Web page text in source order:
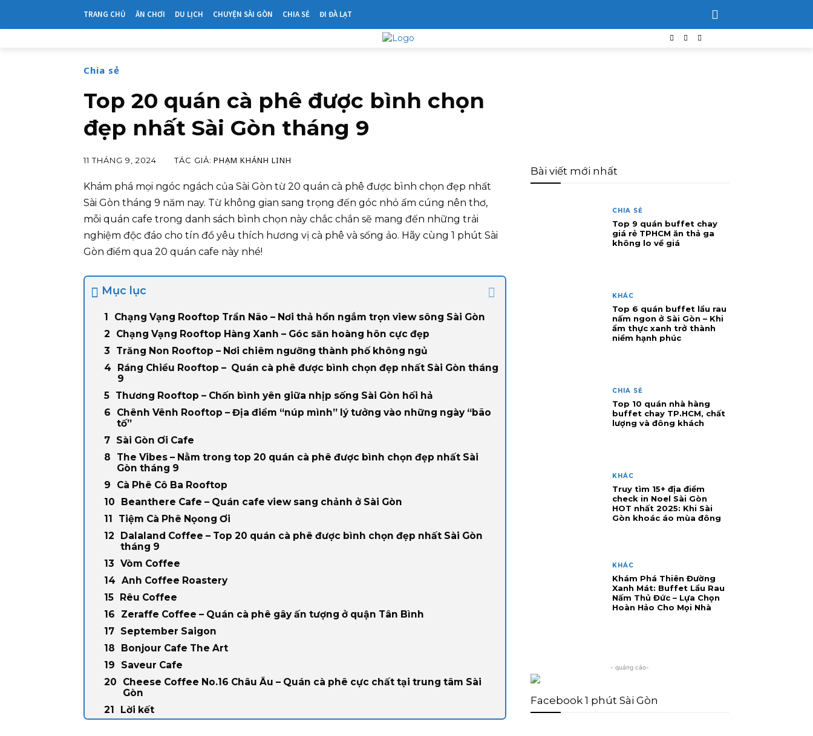
TRANG CHỦ ĂN CHƠI DU LỊCH CHUYỆN SÀI GÒN CHIA SẺ ĐI ĐÀ LẠT
Chia sẻ
Top 20 quán cà phê được bình chọn
đẹp nhất Sài Gòn tháng 9
11 THÁNG 9, 2024 TÁC GIẢ: PHẠM KHÁNH LINH
Khám phá mọi ngóc ngách của Sài Gòn từ 20 quán cà phê được bình chọn đẹp nhất
Sài Gòn tháng 9 năm nay. Từ không gian sang trọng đến góc nhỏ ấm cúng nên thơ,
mỗi quán cafe trong danh sách bình chọn này chắc chắn sẽ mang đến những trải
nghiệm độc đáo cho tín đồ yêu thích hương vị cà phê và sống ảo. Hãy cùng 1 phút Sài
Gòn điểm qua 20 quán cafe này nhé!
Mục lục
Chạng Vạng Rooftop Trần Não – Nơi thả hồn ngắm trọn view sông Sài Gòn
Chạng Vạng Rooftop Hàng Xanh – Góc săn hoàng hôn cực đẹp
Trăng Non Rooftop – Nơi chiêm ngưỡng thành phố không ngủ
Ráng Chiều Rooftop – Quán cà phê được bình chọn đẹp nhất Sài Gòn tháng
9
Thương Rooftop – Chốn bình yên giữa nhịp sống Sài Gòn hối hả
Chênh Vênh Rooftop – Địa điểm “núp mình” lý tưởng vào những ngày “bão
tố”
Sài Gòn Ơi Cafe
The Vibes – Nằm trong top 20 quán cà phê được bình chọn đẹp nhất Sài
Gòn tháng 9
Cà Phê Cô Ba Rooftop
Beanthere Cafe – Quán cafe view sang chảnh ở Sài Gòn
Tiệm Cà Phê Nọong Ơi
Dalaland Coffee – Top 20 quán cà phê được bình chọn đẹp nhất Sài Gòn
tháng 9
Vòm Coffee
Anh Coffee Roastery
Rêu Coffee
Zeraffe Coffee – Quán cà phê gây ấn tượng ở quận Tân Bình
September Saigon
Bonjour Cafe The Art
Saveur Cafe
Cheese Coffee No.16 Châu Âu – Quán cà phê cực chất tại trung tâm Sài
Gòn
Lời kết
Bài viết mới nhất
CHIA SẺ
Top 9 quán buffet chay
giá rẻ TPHCM ăn thả ga
không lo về giá
KHÁC
Top 6 quán buffet lẩu rau
nấm ngon ở Sài Gòn – Khi
ẩm thực xanh trở thành
niềm hạnh phúc
CHIA SẺ
Top 10 quán nhà hàng
buffet chay TP.HCM, chất
lượng và đông khách
KHÁC
Truy tìm 15+ địa điểm
check in Noel Sài Gòn
HOT nhất 2025: Khi Sài
Gòn khoác áo mùa đông
KHÁC
Khám Phá Thiên Đường
Xanh Mát: Buffet Lẩu Rau
Nấm Thủ Đức – Lựa Chọn
Hoàn Hảo Cho Mọi Nhà
- quảng cáo-
Facebook 1 phút Sài Gòn